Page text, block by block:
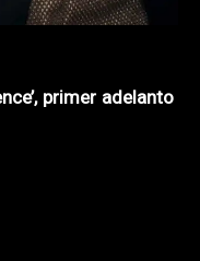
primer adelanto